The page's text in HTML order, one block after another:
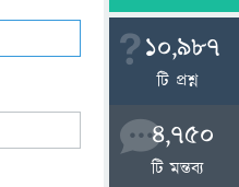
10,987
টি প্রশ্ন
4,750
টি মন্তব্য